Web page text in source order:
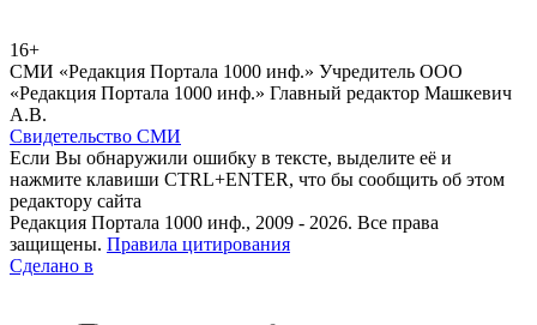
16+
СМИ «Редакция Портала 1000 инф.» Учредитель ООО
«Редакция Портала 1000 инф.» Главный редактор Машкевич
А.В.
Свидетельство СМИ
Если Вы обнаружили ошибку в тексте, выделите её и
нажмите клавиши CTRL+ENTER, что бы сообщить об этом
редактору сайта
Редакция Портала 1000 инф., 2009 - 2026. Все права
защищены. Правила цитирования
Сделано в